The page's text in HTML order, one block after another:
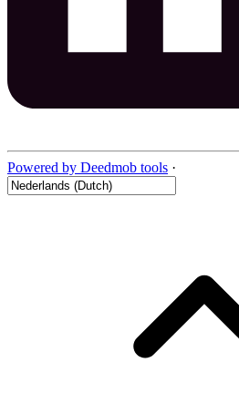
Powered by Deedmob tools ·